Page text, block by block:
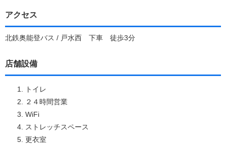
アクセス
北鉄奥能登バス / 戸水西 下車 徒歩3分
店舗設備
トイレ
２４時間営業
WiFi
ストレッチスペース
更衣室